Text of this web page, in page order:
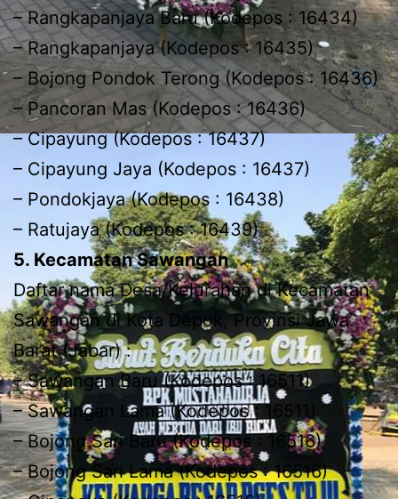
– Rangkapanjaya Baru (Kodepos : 16434)
– Rangkapanjaya (Kodepos : 16435)
– Bojong Pondok Terong (Kodepos : 16436)
– Pancoran Mas (Kodepos : 16436)
– Cipayung (Kodepos : 16437)
– Cipayung Jaya (Kodepos : 16437)
– Pondokjaya (Kodepos : 16438)
– Ratujaya (Kodepos : 16439)
5. Kecamatan Sawangan
Daftar nama Desa/Kelurahan di Kecamatan
Sawangan di Kota Depok, Provinsi Jawa
Barat (Jabar) :
– Sawangan Baru (Kodepos : 16511)
– Sawangan Lama (Kodepos : 16511)
– Bojong Sari Baru (Kodepos : 16516)
– Bojong Sari Lama (Kodepos : 16516)